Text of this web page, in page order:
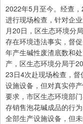
2022年5月至今。经查
进行现场检查，针对企
月20日，区生态环境分
存在环境违法事实，督
年产生碱性废渣底数和
产，区生态环境分局于
23日4次赴现场检查，
设施设备，但对真实停
要求，市区生态环境部
存销售泡花碱成品的行
全部生产设施设备，但